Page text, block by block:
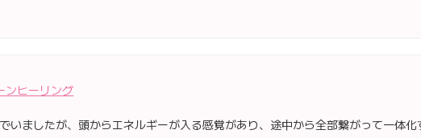
ンヒーリング
いましたが、頭からエネルギーが入る感覚があり、途中から全部繋がって一体化